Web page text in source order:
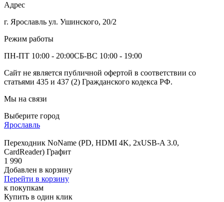
Адрес
г. Ярославль ул. Ушинского, 20/2
Режим работы
ПН-ПТ 10:00 - 20:00СБ-ВС 10:00 - 19:00
Сайт не является публичной офертой в соответствии со
статьями 435 и 437 (2) Гражданского кодекса РФ.
Мы на связи
Выберите город
Ярославль
Переходник NoName (PD, HDMI 4K, 2xUSB-A 3.0,
CardReader) Графит
1 990
Добавлен в корзину
Перейти в корзину
к покупкам
Купить в один клик